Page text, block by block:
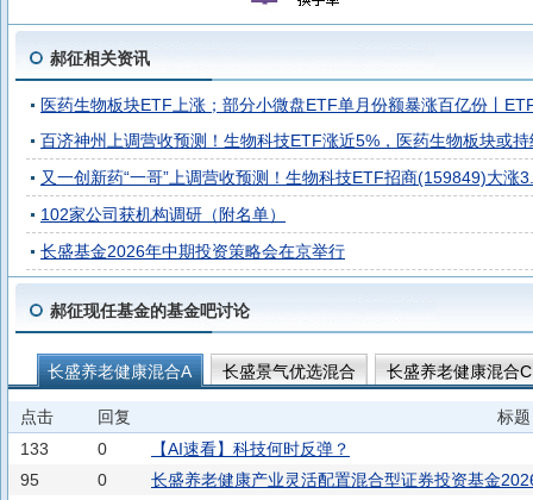
郝征相关资讯
医药生物板块ETF上涨；部分小微盘ETF单月份额暴涨百亿份丨
百济神州上调营收预测！生物科技ETF涨近5%，医药生物板块或
又一创新药“一哥”上调营收预测！生物科技ETF招商(159849)大涨
102家公司获机构调研（附名单）
长盛基金2026年中期投资策略会在京举行
郝征现任基金的基金吧讨论
长盛养老健康混合A 长盛景气优选混合 长盛养老健康混合C
点击 回复
标题
133
0
【AI速看】科技何时反弹？
95
0
长盛养老健康产业灵活配置混合型证券投资基金